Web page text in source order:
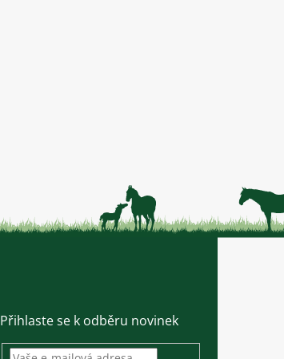
Přihlaste se k odběru novinek